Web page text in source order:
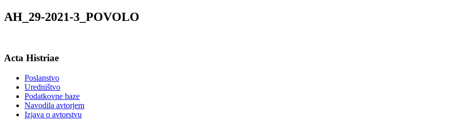
AH_29-2021-3_POVOLO
Acta Histriae
Poslanstvo
Uredništvo
Podatkovne baze
Navodila avtorjem
Izjava o avtorstvu